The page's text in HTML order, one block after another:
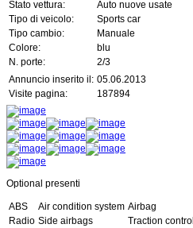
Stato vettura:
Auto nuove usate
Tipo di veicolo:
Sports car
Tipo cambio:
Manuale
Colore:
blu
N. porte:
2/3
Annuncio inserito il: 05.06.2013
Visite pagina:
187894
Optional presenti
ABS Air condition system Airbag
Radio Side airbags Traction control